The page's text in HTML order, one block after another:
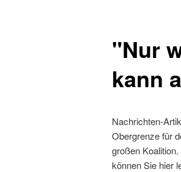
"Nur
kann
Nachrichten-
Obergrenze für
großen
können Sie hier